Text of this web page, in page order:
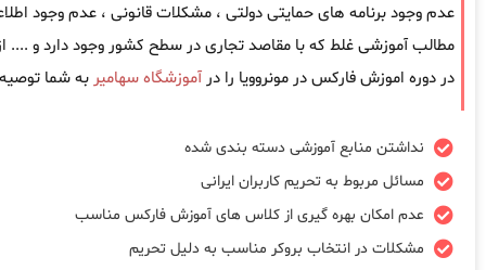
عدم وجود برنامه های حمایتی دولتی ، مشکلات قانونی ، عدم وجود
مطالب آموزشی غلط که با مقاصد تجاری در سطح کشور وجود دارد و
در دوره اموزش فارکس در مونروویا را در آموزشگاه سهامیر به شما
نداشتن منابع آموزشی دسته بندی شده
مسائل مربوط به تحریم کاربران ایرانی
عدم امکان بهره گیری از کلاس های آموزش فارکس مناسب
مشکلات در انتخاب بروکر مناسب به دلیل تحریم